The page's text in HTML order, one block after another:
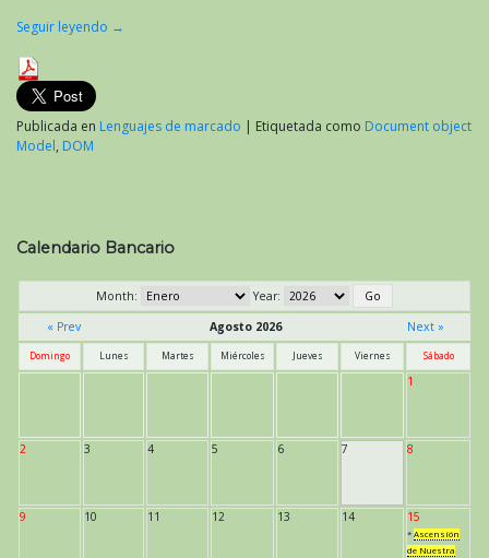
Seguir leyendo →
Publicada en Lenguajes de marcado | Etiquetada como Document object
Model, DOM
Calendario Bancario
Month:
Year:
« Prev
Agosto 2026 Next »
Domingo Lunes Martes Miércoles Jueves Viernes Sábado
1
2 3 4 5 6 7 8
9 10 11 12 13 14 15
* Ascensión
de Nuestra